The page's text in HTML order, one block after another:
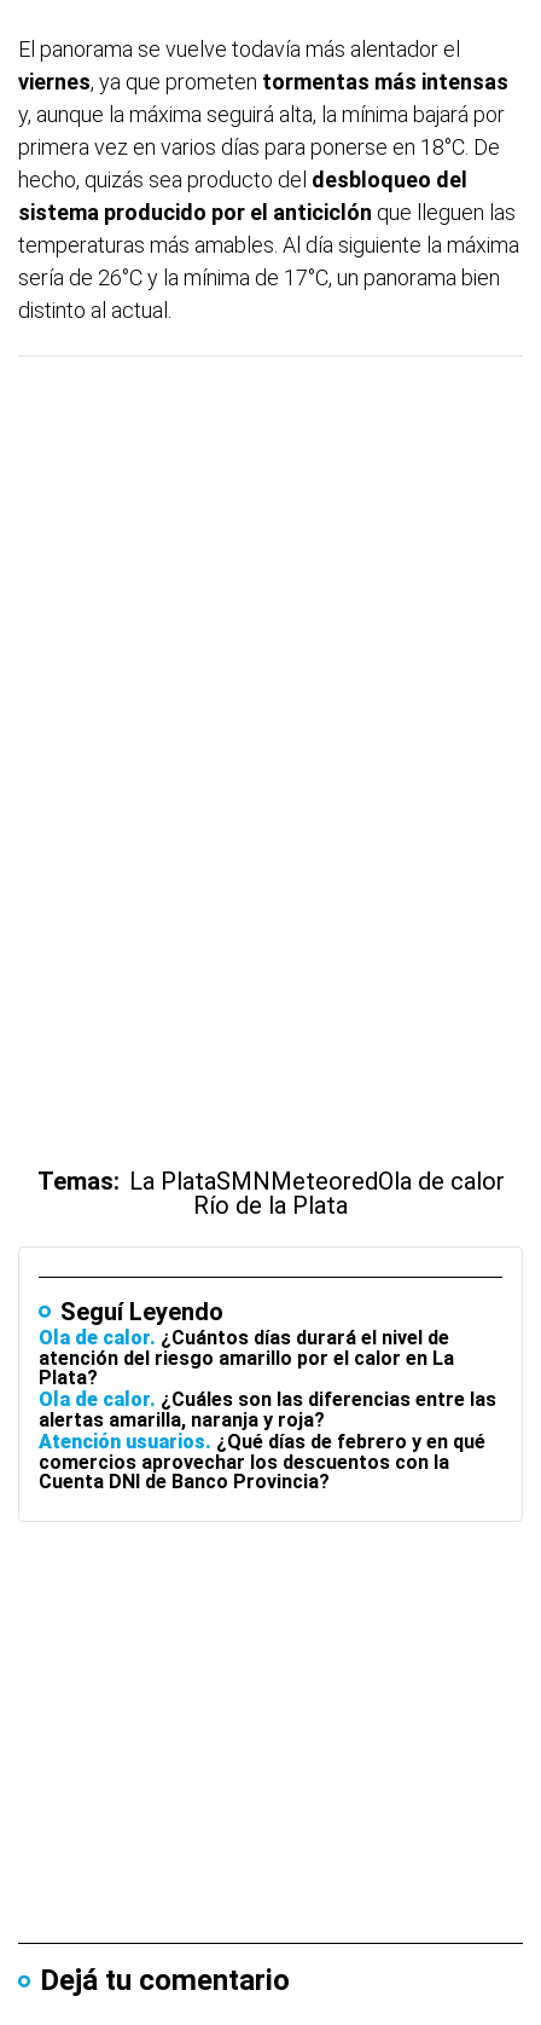
El panorama se vuelve todavía más alentador el
viernes, ya que prometen tormentas más intensas
y, aunque la máxima seguirá alta, la mínima bajará por
primera vez en varios días para ponerse en 18°C. De
hecho, quizás sea producto del desbloqueo del
sistema producido por el anticiclón que lleguen las
temperaturas más amables. Al día siguiente la máxima
sería de 26°C y la mínima de 17°C, un panorama bien
distinto al actual.
Temas: La PlataSMNMeteoredOla de calor
Río de la Plata
Seguí Leyendo
Ola de calor ¿Cuántos días durará el nivel de
atención del riesgo amarillo por el calor en La
Plata?
Ola de calor ¿Cuáles son las diferencias entre las
alertas amarilla, naranja y roja?
Atención usuarios ¿Qué días de febrero y en qué
comercios aprovechar los descuentos con la
Cuenta DNI de Banco Provincia?
Dejá tu comentario